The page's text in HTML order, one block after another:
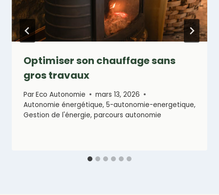
Optimiser son chauffage sans
gros travaux
ParEco Autonomie
mars 13, 2026
Autonomie énergétique, 5-autonomie-energetique,
Gestion de l'énergie, parcours autonomie